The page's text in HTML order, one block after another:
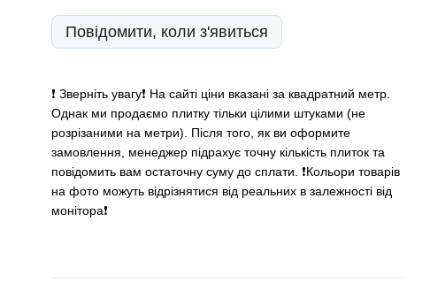
Повідомити, коли з'явиться
❗️ Зверніть увагу❗️ На сайті ціни вказані за квадратний метр.
Однак ми продаємо плитку тільки цілими штуками (не
розрізаними на метри). Після того, як ви оформите
замовлення, менеджер підрахує точну кількість плиток та
повідомить вам остаточну суму до сплати. ❗Кольори товарів
на фото можуть відрізнятися від реальних в залежності від
монітора❗